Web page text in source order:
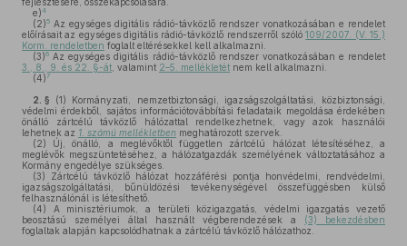
e)4
(2)5 Az egységes digitális rádió-távközlő rendszer vonatkozásában e rendelet
előírásait az egységes digitális rádió-távközlő rendszerről szóló109/2007. (V. 15.)
Korm. rendeletben foglalt eltérésekkel kell alkalmazni.
(3)6 Az egységes digitális rádió-távközlő rendszer vonatkozásában e rendelet
3., 8., 9. és 22. §-át , valamint 2–5. mellékletét nem kell alkalmazni.
(4)7
2. § (1)
Kormányzati, nemzetbiztonsági, igazságszolgáltatási, közbiztonsági,
védelmi érdekből, sajátos információtovábbítási feladataik megoldása érdekében
önálló zártcélú távközlő hálózattal rendelkezhetnek, vagy azok használói
lehetnek az 1. számú mellékletben meghatározott szervek.
(2) Új, önálló, a meglévőktől független zártcélú hálózat létesítéséhez, a
meglévők megszüntetéséhez, a hálózatgazdák személyének változtatásához a
Kormány engedélye szükséges.
(3) Zártcélú távközlő hálózat hozzáférési pontja honvédelmi, rendvédelmi,
igazságszolgáltatási, bűnüldözési tevékenységével összefüggésben külső
felhasználónál is létesíthető.
(4) A minisztériumok, a területi közigazgatás, védelmi igazgatás vezető
beosztású személyei által használt végberendezések a (3) bekezdésben
foglaltak alapján kapcsolódhatnak a zártcélú távközlő hálózathoz.